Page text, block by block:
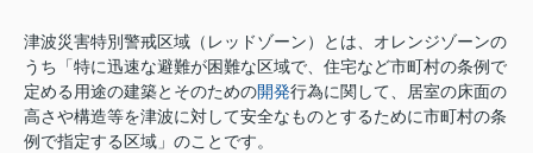
津波災害特別警戒区域（ レッドゾーン）とは、 オレンジゾーンの
うち 「特に迅速な避難が困難な区域で、住宅など市町村の条例で
定める用途の建築とそのための開発行為に関して、居室の床面の
高さや構造等を津波に対して安全なものとするために市町村の条
例で指定する区域 」のことです。